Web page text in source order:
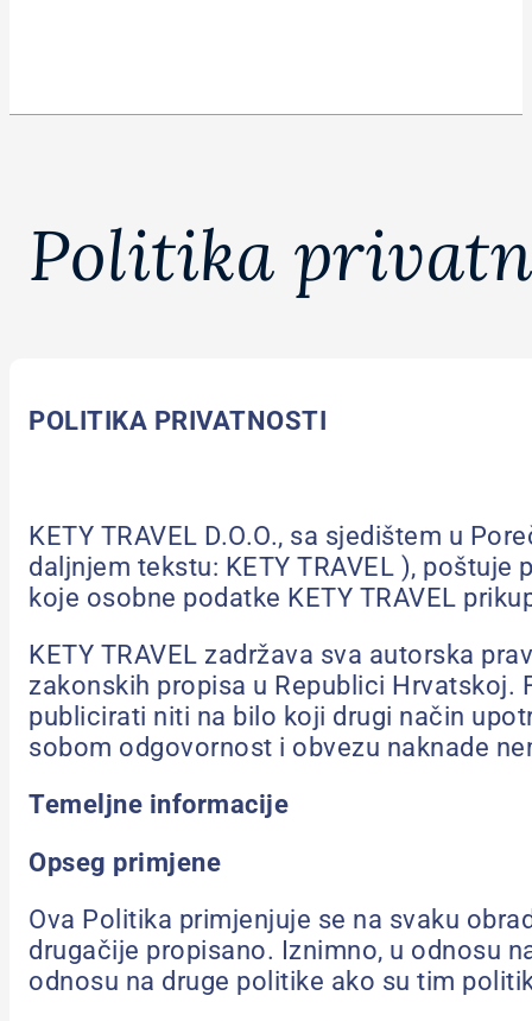
Politika
POLITIKA PRIVATNOSTI
KETY TRAVEL D.O.O., sa sjedištem u
daljnjem tekstu: KETY TRAVEL ),
koje osobne podatke KETY TRAVEL
KETY TRAVEL zadržava sva autorska
zakonskih propisa u Republici
publicirati niti na bilo koji drugi način
sobom odgovornost i obvezu naknade
Temeljne informacije
Opseg primjene
Ova Politika primjenjuje se na svaku
drugačije propisano. Iznimno, u odnosu
odnosu na druge politike ako su tim